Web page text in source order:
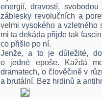
energií, dravostí,
záblesky revolučních a
velmi vysokého a vzletného
mi ta dekáda přijde tak
co přišlo po ní.
Jenže, a to je důležité,
o jedné epoše. Každá
dramatech, o člověčině v
a brutální. Bez hrdinů a